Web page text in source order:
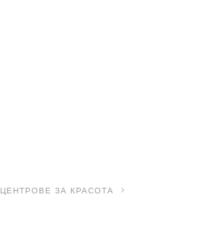
ЦЕНТРОВЕ ЗА КРАСОТА